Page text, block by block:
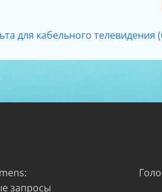
для кабельного телевидения
запросы